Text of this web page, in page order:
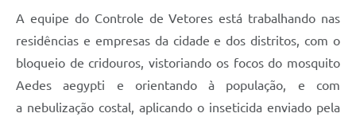
Enquete
Agenda
e-SIC
A equipe do Controle de Vetores está trabalhando nas
residências e empresas da cidade e dos distritos, com o
bloqueio de cridouros, vistoriando os focos do mosquito
Aedes aegypti e orientando à população, e com
a nebulização costal, aplicando o inseticida enviado pela